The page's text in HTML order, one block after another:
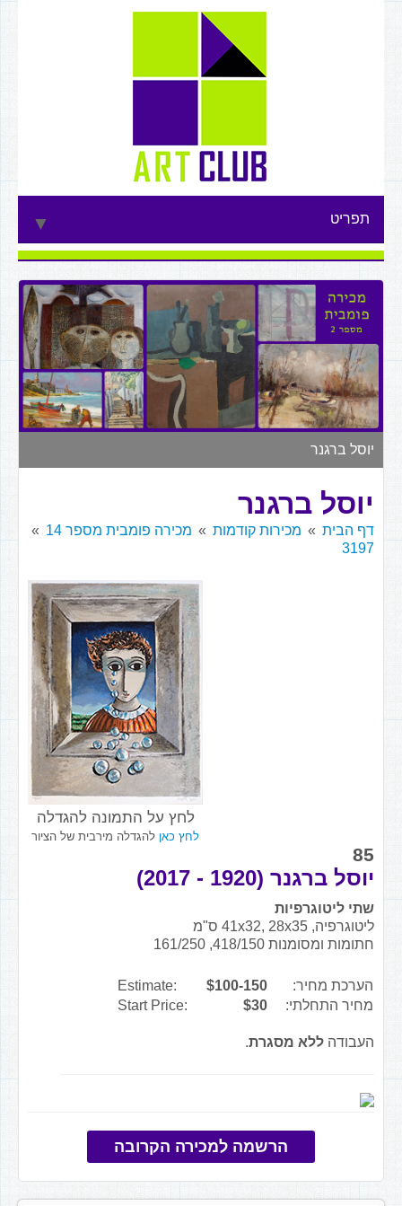
תפריט ▼
▼
▼
▼
▼
יוסל ברגנר
יוסל ברגנר
דף הבית מכירות קודמות
מכירה פומבית מספר 14
3197
לחץ על התמונה להגדלה
לחץ כאן להגדלה מירבית של הציור
85
יוסל ברגנר (1920 - 2017)
שתי ליטוגרפיות
ליטוגרפיה, 41x32, 28x35 ס"מ
חתומות ומסומנות 418/150, 161/250
הערכת מחיר: $100-150
Estimate:
מחיר התחלתי:
$30
Start Price:
העבודה ללא מסגרת.
הרשמה למכירה הקרובה